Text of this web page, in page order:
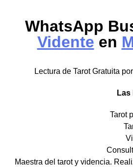
WhatsApp
Vidente en
Lectura de Tarot Gratuita
Tarot
Maestra del tarot y videncia.